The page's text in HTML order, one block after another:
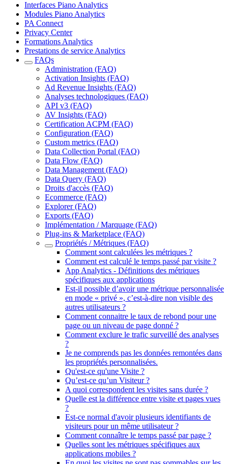
Interfaces Piano Analytics
Modules Piano Analytics
PA Connect
Privacy Center
Formations Analytics
Prestations de service Analytics
FAQs
Administration (FAQ)
Activation Insights (FAQ)
Ad Revenue Insights (FAQ)
Analyses technologiques (FAQ)
API v3 (FAQ)
AV Insights (FAQ)
Certification ACPM (FAQ)
Configuration (FAQ)
Custom metrics (FAQ)
Data Collection Portal (FAQ)
Data Flow (FAQ)
Data Management (FAQ)
Data Query (FAQ)
Droits d'accès (FAQ)
Ecommerce (FAQ)
Explorer (FAQ)
Exports (FAQ)
Implémentation / Marquage (FAQ)
Plug-ins & Marketplace (FAQ)
Propriétés / Métriques (FAQ)
Comment sont calculées les métriques ?
Comment est calculé le temps passé par visite ?
App Analytics - Définitions des métriques
spécifiques aux applications
Est-il possible d’avoir une métrique personnalisée
en mode « privé », c’est-à-dire non visible des
autres utilisateurs ?
Comment connaitre le taux de rebond pour une
page ou un niveau de page donné ?
Comment exclure le trafic surveillé des analyses
?
Je ne comprends pas les données remontées dans
les propriétés personnalisées.
Qu'est-ce qu'une Visite ?
Qu’est-ce qu’un Visiteur ?
A quoi correspondent les visites sans durée ?
Quelle est la différence entre visite et pages vues
?
Est-ce normal d'avoir plusieurs identifiants de
visiteurs pour un même utilisateur ?
Comment connaître le temps passé par page ?
Quelles sont les métriques spécifiques aux
applications mobiles ?